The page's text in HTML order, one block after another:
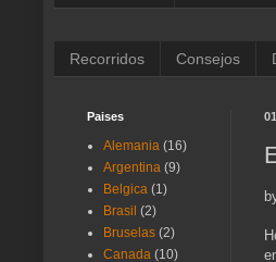
Recorridos Consejos
Paises
Alemania (16)
Argentina (9)
Belgica (1)
Brasil (2)
Bruselas (2)
Canada (10)